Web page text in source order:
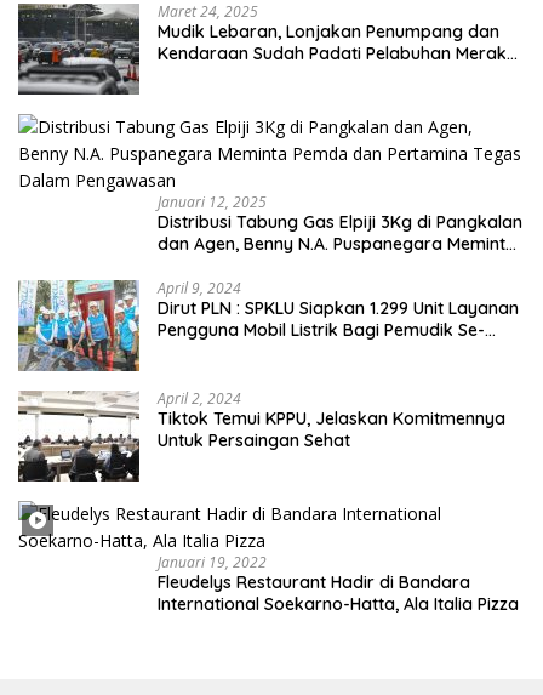
Maret 24, 2025
Mudik Lebaran, Lonjakan Penumpang dan
Kendaraan Sudah Padati Pelabuhan Merak
Januari 12, 2025
Distribusi Tabung Gas Elpiji 3Kg di Pangkalan
dan Agen, Benny N.A. Puspanegara Meminta
Pengawasan
April 9, 2024
Dirut PLN : SPKLU Siapkan 1.299 Unit Layanan
Pengguna Mobil Listrik Bagi Pemudik Se-
April 2, 2024
Tiktok Temui KPPU, Jelaskan Komitmennya
Untuk Persaingan Sehat
Januari 19, 2022
Fleudelys Restaurant Hadir di Bandara
International Soekarno-Hatta, Ala Italia Pizza